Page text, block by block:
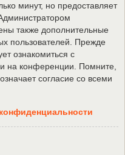
минут, но предоставляет
также дополнительные
пользователей. Прежде
ознакомиться с
на конференции. Помните,
согласие со всеми